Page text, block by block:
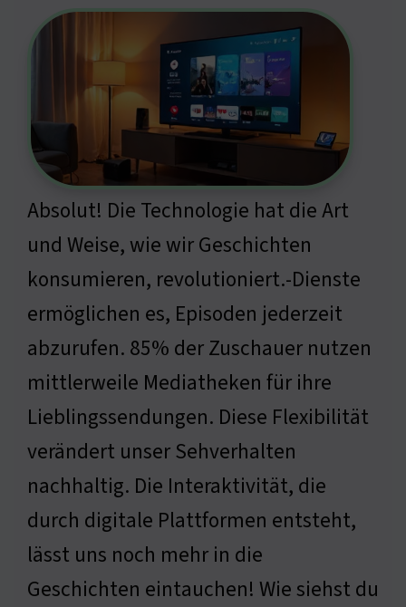
Absolut! Die Technologie hat die Art
und Weise, wie wir Geschichten
konsumieren, revolutioniert.-Dienste
ermöglichen es, Episoden jederzeit
abzurufen. 85% der Zuschauer nutzen
mittlerweile Mediatheken für ihre
Lieblingssendungen. Diese Flexibilität
verändert unser Sehverhalten
nachhaltig. Die Interaktivität, die
durch digitale Plattformen entsteht,
lässt uns noch mehr in die
Geschichten eintauchen! Wie siehst du